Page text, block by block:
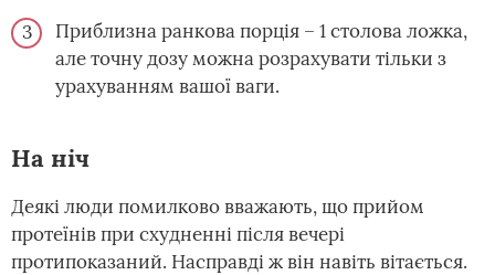
Приблизна ранкова порція – 1 столова ложка,
але точну дозу можна розрахувати тільки з
урахуванням вашої ваги.
На ніч
Деякі люди помилково вважають, що прийом
протеїнів при схудненні після вечері
протипоказаний. Насправді ж він навіть вітається.